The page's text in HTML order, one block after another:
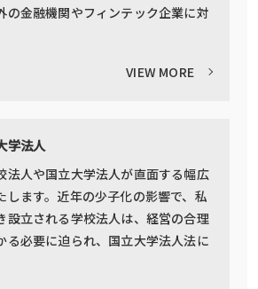
の金融機関やフィンテック企業に対
VIEW MORE
学法人
法人や国立大学法人が直面する幅広
します。近年の少子化の影響で、私
設立される学校法人は、経営の合理
る必要に迫られ、国立大学法人法に